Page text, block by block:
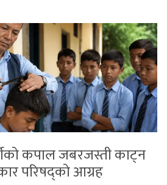
कपाल जबरजस्ती काट्न
परिषद्को आग्रह